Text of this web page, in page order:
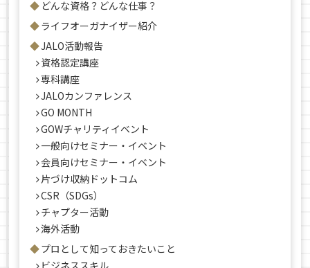
どんな資格？どんな仕事？
ライフオーガナイザー紹介
JALO活動報告
資格認定講座
専科講座
JALOカンファレンス
GO MONTH
GOWチャリティイベント
一般向けセミナー・イベント
会員向けセミナー・イベント
片づけ収納ドットコム
CSR（SDGs）
チャプター活動
海外活動
プロとして知っておきたいこと
ビジネススキル